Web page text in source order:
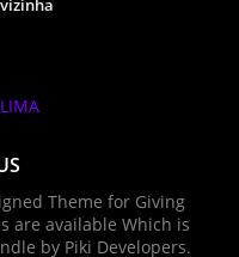
Theme for Giving
are available Which is
by Piki Developers.